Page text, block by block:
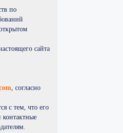
по
сайта
, согласно
с тем, что его